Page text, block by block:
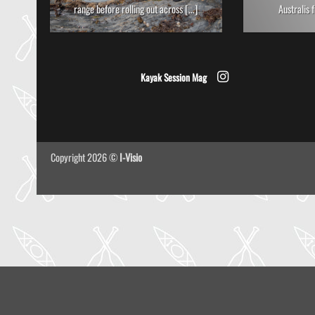
range before rolling out across [...]
Australis
Kayak Session Mag
Copyright 2026 ©I-Visio